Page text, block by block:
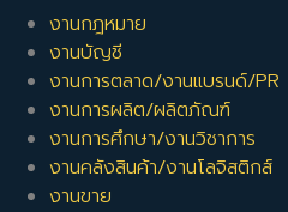
งานกฎหมาย
งานบัญชี
งานการตลาด/งานแบรนด์/PR
งานการผลิต/ผลิตภัณฑ์
งานการศึกษา/งานวิชาการ
งานคลังสินค้า/งานโลจิสติกส์
งานขาย